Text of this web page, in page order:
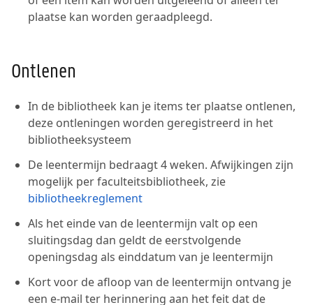
plaatse kan worden geraadpleegd.
Ontlenen
In de bibliotheek kan je items ter plaatse ontlenen,
deze ontleningen worden geregistreerd in het
bibliotheeksysteem
De leentermijn bedraagt 4 weken. Afwijkingen zijn
mogelijk per faculteitsbibliotheek, zie
bibliotheekreglement
Als het einde van de leentermijn valt op een
sluitingsdag dan geldt de eerstvolgende
openingsdag als einddatum van je leentermijn
Kort voor de afloop van de leentermijn ontvang je
een e-mail ter herinnering aan het feit dat de